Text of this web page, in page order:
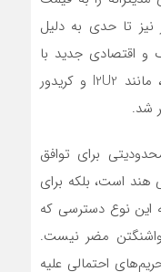
نیز تا حدی به دلیل
و اقتصادی جدید با
ایالات متحده، اسرائیل و شرکای عرب، مانند I2U2 و کریدور
شد.
برای توافق
هند است، بلکه برای
این نوع دسترسی که
مضر نیست.
احتمالی علیه